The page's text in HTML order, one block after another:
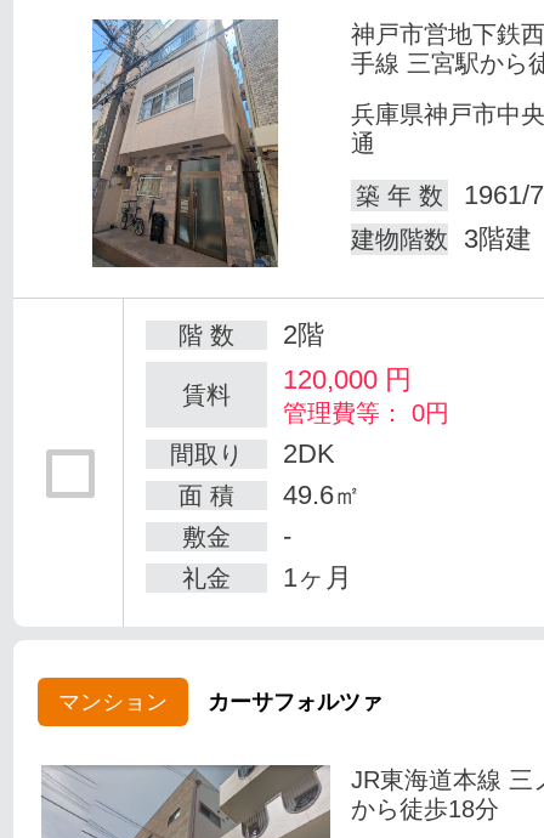
神戸市営地下鉄
手線 三宮駅から
兵庫県神戸市中
通
築 年 数
1961/
建物階数 3階建
階 数 2階
賃料 120,000 円
管理費等： 0円
間取り
2DK
面 積 49.6㎡
敷金 -
礼金 1ヶ月
マンション カーサフォルツァ
JR東海道本線 三
から徒歩18分